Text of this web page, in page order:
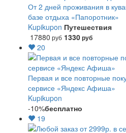
От 2 дней проживания в
базе отдыха «Папоротник»
Kupikupon Путешествия
17880 руб 1330руб
20
Первая и все повторные
сервисе «Яндекс Афиша»
Kupikupon
-10%бесплатно
19